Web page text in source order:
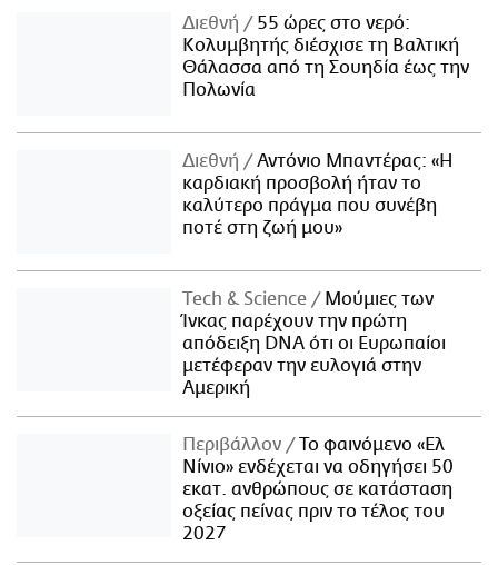
Διεθνή
55 ώρες στο νερό:
Κολυμβητής διέσχισε τη Βαλτική
Θάλασσα από τη Σουηδία έως την
Πολωνία
Διεθνή
Αντόνιο Μπαντέρας: «Η
καρδιακή προσβολή ήταν το
καλύτερο πράγμα που συνέβη
ποτέ στη ζωή μου»
Τech & Science
Μούμιες των
Ίνκας παρέχουν την πρώτη
απόδειξη DNA ότι οι Ευρωπαίοι
μετέφεραν την ευλογιά στην
Αμερική
Περιβάλλον
Το φαινόμενο «Ελ
Νίνιο» ενδέχεται να οδηγήσει 50
εκατ. ανθρώπους σε κατάσταση
οξείας πείνας πριν το τέλος του
2027